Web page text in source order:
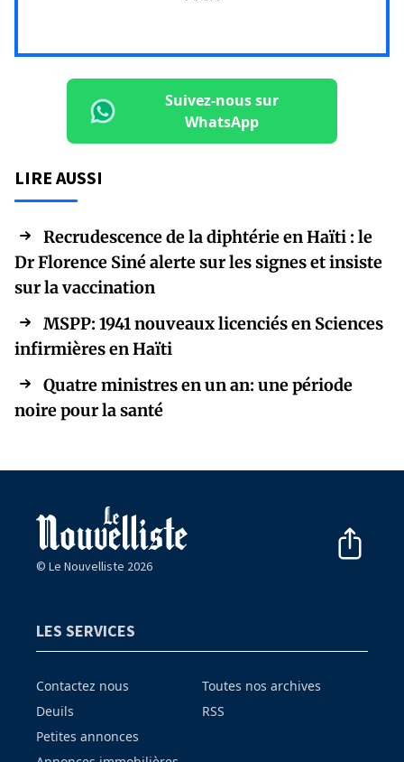
Suivez-nous sur
WhatsApp
LIRE AUSSI
Recrudescence de la diphtérie en Haïti : le
Dr Florence Siné alerte sur les signes et insiste
sur la vaccination
MSPP: 1941 nouveaux licenciés en Sciences
infirmières en Haïti
Quatre ministres en un an: une période
noire pour la santé
© Le Nouvelliste 2026
LES SERVICES
Contactez nous
Deuils
Petites annonces
Toutes nos archives
RSS